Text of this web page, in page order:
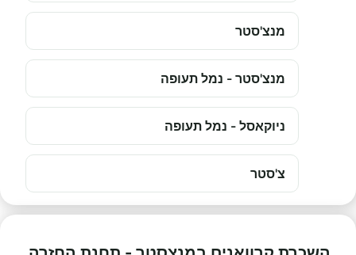
מנצ'סטר
מנצ'סטר - נמל תעופה
ניוקאסל - נמל תעופה
צ'סטר